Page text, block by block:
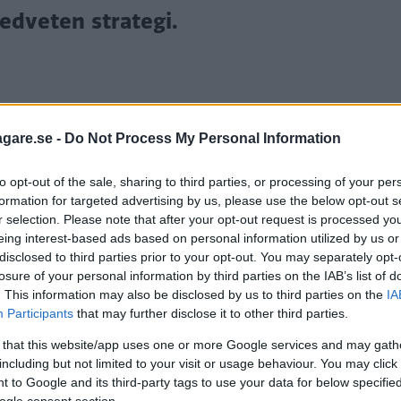
- Do Not Process My Personal Information
opt-out of the sale, sharing to third parties, or processing of your
for targeted advertising by us, please use the below opt-out
selection. Please note that after your opt-out request is processed
interest-based ads based on personal information utilized by us
to third parties prior to your opt-out. You may separately
of your personal information by third parties on the IAB’s list of
This information may also be disclosed by us to third parties on the
Participants that may further disclose it to other third parties.
that this website/app uses one or more Google services and may
but not limited to your visit or usage behaviour. You may
to Google and its third-party tags to use your data for below
strategi.
tre nya modeller för den Europeiska
då på priserna – den mindre sedanen
3 och Polestar 2.
Företaget planerar nämligen att lansera
mer fokus på tillgänglighet och lågt pris.
är för Audi. Det ryktas också om ytterligare ett
eller ”Himalaya”.